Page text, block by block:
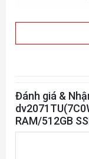
Bộ nhớ trong
Đánh giá &
RAM/512GB